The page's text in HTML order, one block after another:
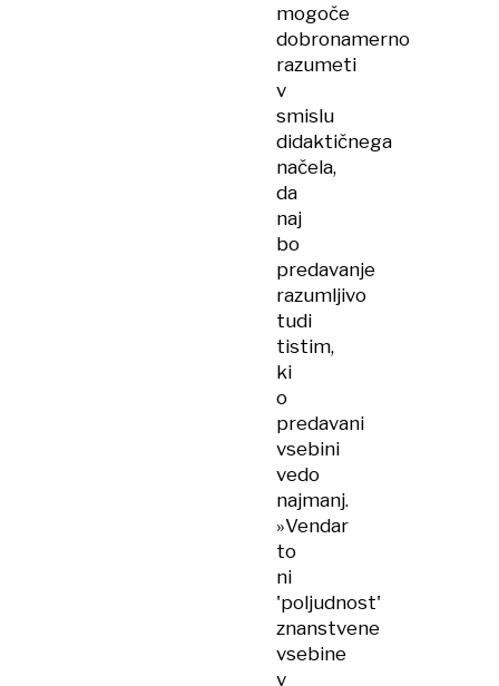
mogoče
dobronamerno
razumeti
v
smislu
didaktičnega
načela,
da
naj
bo
predavanje
razumljivo
tudi
tistim,
ki
o
predavani
vsebini
vedo
najmanj.
»Vendar
to
ni
'poljudnost'
znanstvene
vsebine
v